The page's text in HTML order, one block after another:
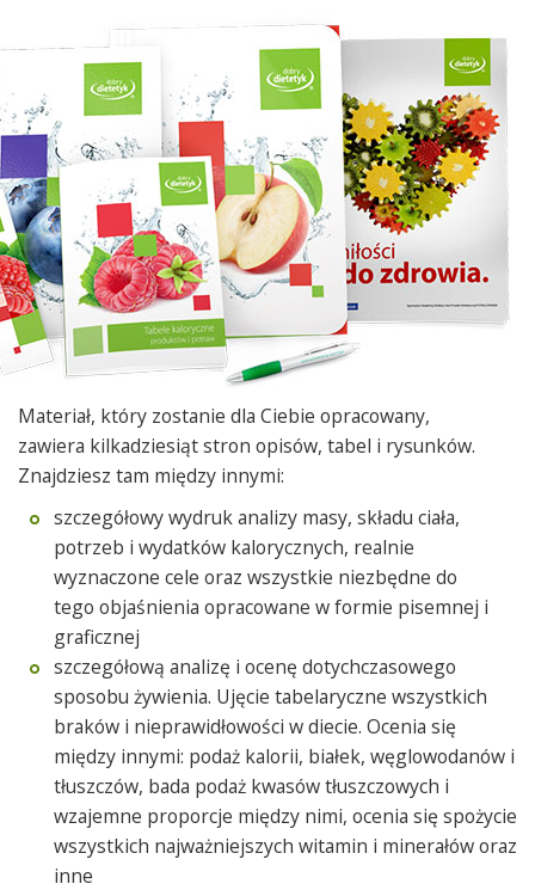
Materiał, który zostanie dla Ciebie opracowany,
zawiera kilkadziesiąt stron opisów, tabel i rysunków.
Znajdziesz tam między innymi:
szczegółowy wydruk analizy masy, składu ciała,
potrzeb i wydatków kalorycznych, realnie
wyznaczone cele oraz wszystkie niezbędne do
tego objaśnienia opracowane w formie pisemnej i
graficznej
szczegółową analizę i ocenę dotychczasowego
sposobu żywienia. Ujęcie tabelaryczne wszystkich
braków i nieprawidłowości w diecie. Ocenia się
między innymi: podaż kalorii, białek, węglowodanów i
tłuszczów, bada podaż kwasów tłuszczowych i
wzajemne proporcje między nimi, ocenia się spożycie
wszystkich najważniejszych witamin i minerałów oraz
inne